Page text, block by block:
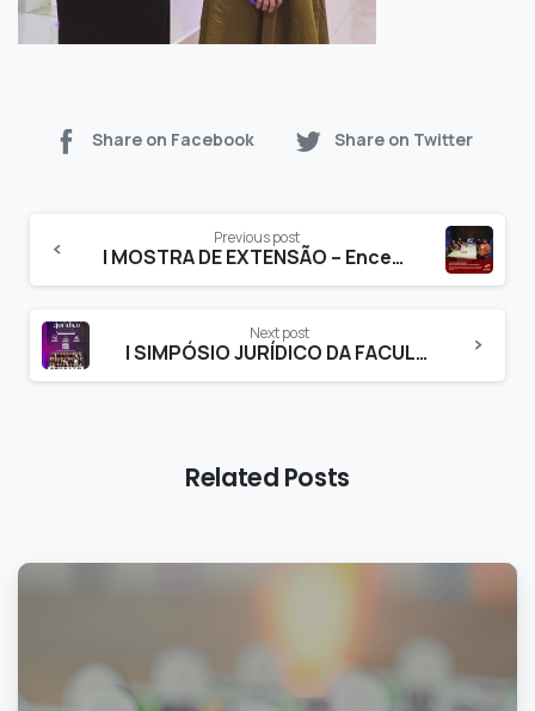
Share on Facebook Share on Twitter
Previous post
I MOSTRA DE EXTENSÃO – Encerramento da V Semana Interdisciplinar
Next post
I SIMPÓSIO JURÍDICO DA FACULDADE EVOLUÇÃO
Related Posts